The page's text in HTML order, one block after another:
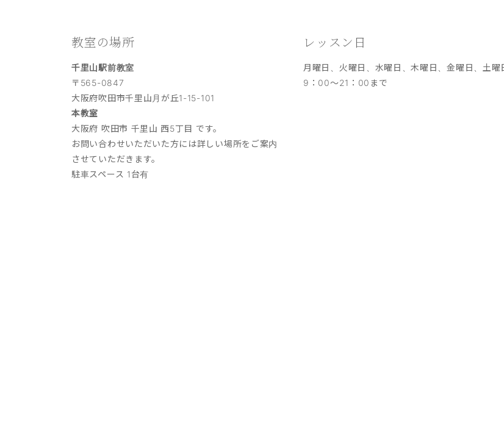
教室の場所
千里山駅前教室
〒565-0847
大阪府吹田市千里山月が丘1-15-101
本教室
大阪府 吹田市 千里山 西5丁目 です。
お問い合わせいただいた方には詳しい場所をご案内
させていただきます。
駐車スペース 1台有
レッスン日
月曜日、火曜日、水曜日、木曜日、金曜日、土
9：00～21：00まで